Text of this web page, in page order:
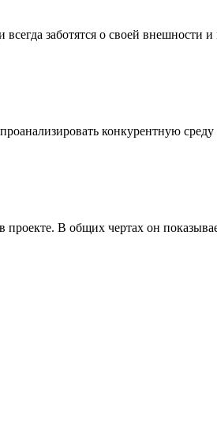
заботятся о своей внешности
конкурентную
проекте. В общих чертах он